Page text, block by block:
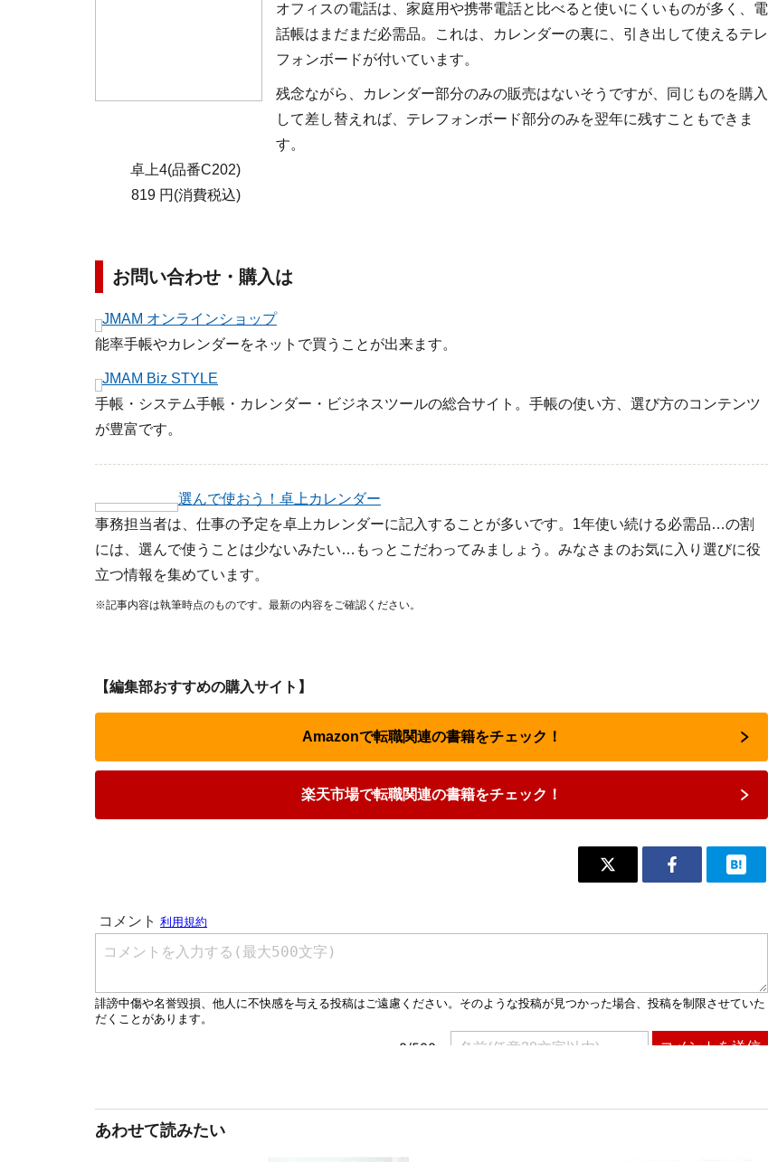
オフィスの電話は、家庭用や携帯電話と比べると使いにくいものが多く、電
話帳はまだまだ必需品。これは、カレンダーの裏に、引き出して使えるテレ
フォンボードが付いています。
残念ながら、カレンダー部分のみの販売はないそうですが、同じものを購入
して差し替えれば、テレフォンボード部分のみを翌年に残すこともできま
す。
卓上4(品番C202)
819 円(消費税込)
お問い合わせ・購入は
JMAM オンラインショップ
能率手帳やカレンダーをネットで買うことが出来ます。
JMAM Biz STYLE
手帳・システム手帳・カレンダー・ビジネスツールの総合サイト。手帳の使い方、選び方のコンテンツ
が豊富です。
選んで使おう！卓上カレンダー
事務担当者は、仕事の予定を卓上カレンダーに記入することが多いです。1年使い続ける必需品…の割
には、選んで使うことは少ないみたい…もっとこだわってみましょう。みなさまのお気に入り選びに役
立つ情報を集めています。
※記事内容は執筆時点のものです。最新の内容をご確認ください。
【編集部おすすめの購入サイト】
Amazonで転職関連の書籍をチェック！
楽天市場で転職関連の書籍をチェック！
あわせて読みたい